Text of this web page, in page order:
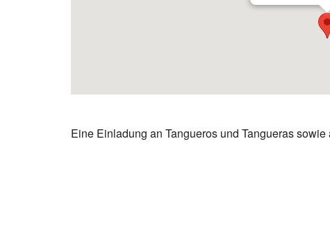
Eine Einladung an Tangueros und Tangueras